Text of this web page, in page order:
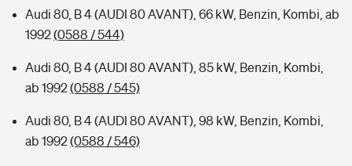
Audi 80, B 4 (AUDI 80 AVANT), 66 kW, Benzin, Kombi, ab
1992(0588 / 544)
Audi 80, B 4 (AUDI 80 AVANT), 85 kW, Benzin, Kombi,
ab 1992(0588 / 545)
Audi 80, B 4 (AUDI 80 AVANT), 98 kW, Benzin, Kombi,
ab 1992(0588 / 546)